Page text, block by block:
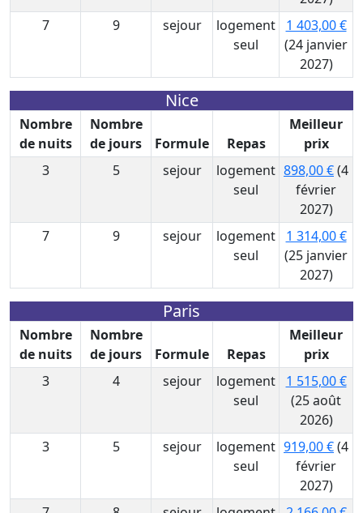
7
9 sejour
logement
seul
1 403,00 €
(24 janvier
2027)
Nice
Nombre
de nuits
Nombre
de jours
Formule Repas
Meilleur
prix
3
5 sejour
logement
seul
898,00 €(4
février
2027)
7
9 sejour
logement
seul
1 314,00 €
(25 janvier
2027)
Paris
Nombre
de nuits
Nombre
de jours
Formule Repas
Meilleur
prix
3
4 sejour
logement
seul
1 515,00 €
(25 août
2026)
3
5 sejour
logement
seul
919,00 €(4
février
2027)